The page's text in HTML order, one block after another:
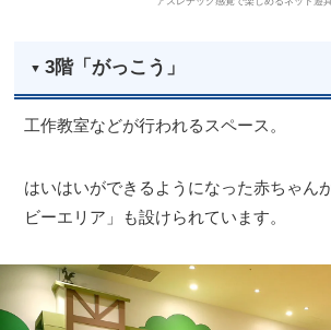
3階「がっこう」
工作教室などが行われるスペース。
はいはいができるようになった赤ちゃん
ビーエリア」も設けられています。